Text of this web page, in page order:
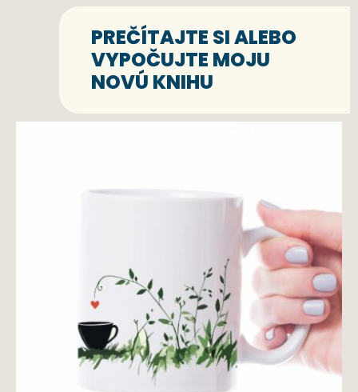
PREČÍTAJTE SI ALEBO
VYPOČUJTE MOJU
NOVÚ KNIHU